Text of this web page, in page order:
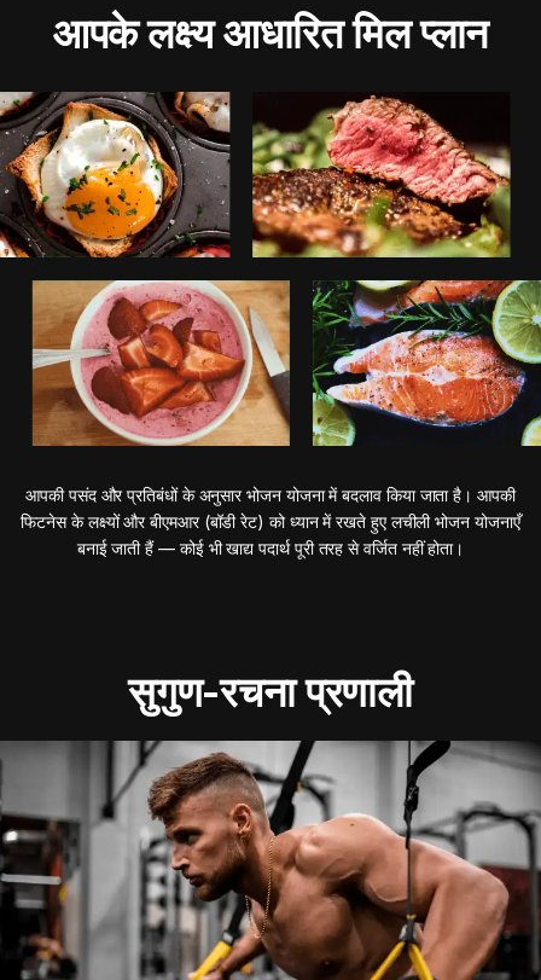
आपके लक्ष्य आधारित मिल प्लान
आपकी पसंद और प्रतिबंधों के अनुसार भोजन योजना में बदलाव किया जाता है। आपकी
फिटनेस के लक्ष्यों और बीएमआर (बॉडी रेट) को ध्यान में रखते हुए लचीली भोजन योजनाएँ
बनाई जाती हैं — कोई भी खाद्य पदार्थ पूरी तरह से वर्जित नहीं होता।
सुगुण-रचना प्रणाली